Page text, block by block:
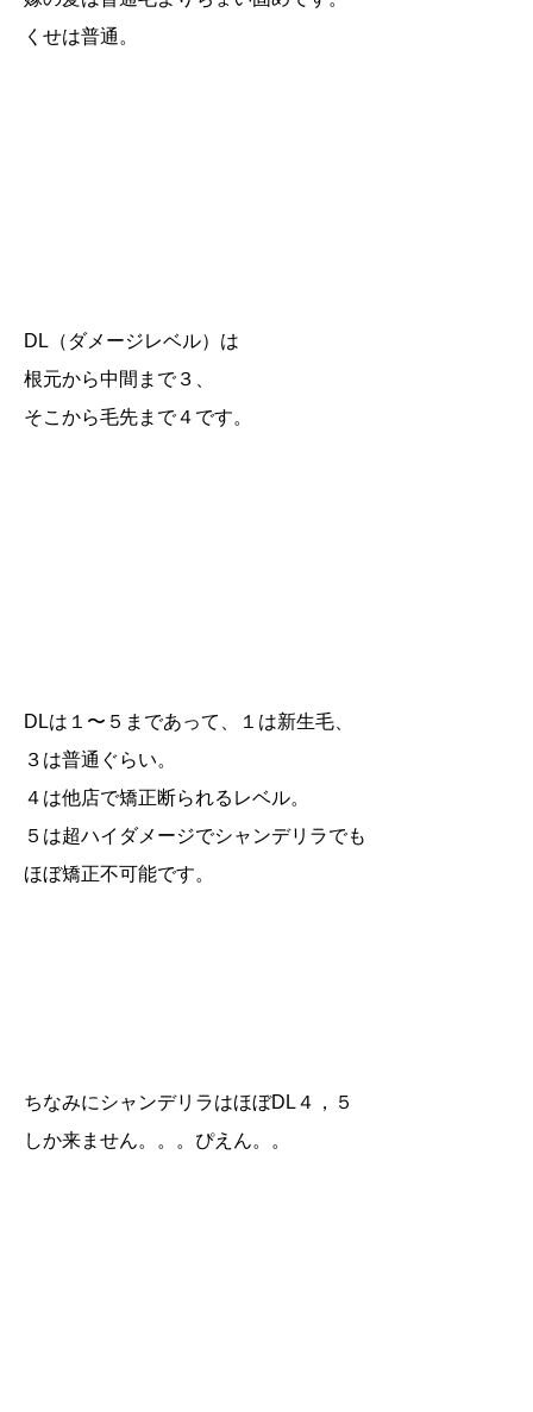
くせは普通。
DL（ダメージレベル）は
根元から中間まで３、
そこから毛先まで４です。
DLは１〜５まであって、１は新生毛、
３は普通ぐらい。
４は他店で矯正断られるレベル。
５は超ハイダメージでシャンデリラでも
ほぼ矯正不可能です。
ちなみにシャンデリラはほぼDL４，５
しか来ません。。。ぴえん。。